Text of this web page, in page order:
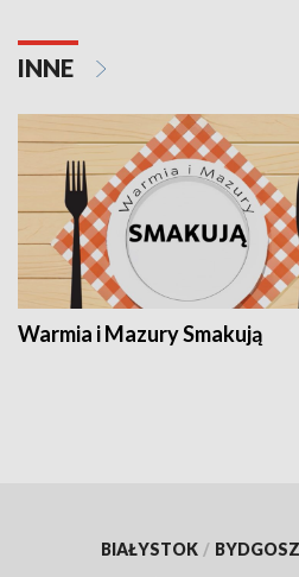
INNE
Warmia i Mazury Smakują
BIAŁYSTOK /